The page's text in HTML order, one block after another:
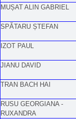
MUȘAT ALIN GABRIEL
SPĂTARU ȘTEFAN
IZOT PAUL
JIANU DAVID
TRAN BACH HAI
RUSU GEORGIANA -
RUXANDRA